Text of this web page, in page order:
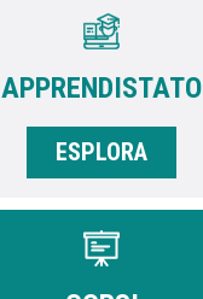
APPRENDISTATO
ESPLORA